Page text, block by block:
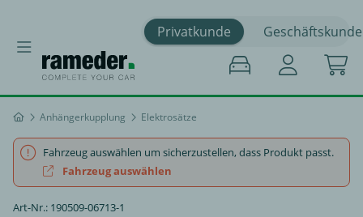
Privatkunde Geschäftskunde
Anhängerkupplung Elektrosätze
Fahrzeug auswählen um sicherzustellen, dass Produkt passt.
Fahrzeug auswählen
Art-Nr.: 190509-06713-1